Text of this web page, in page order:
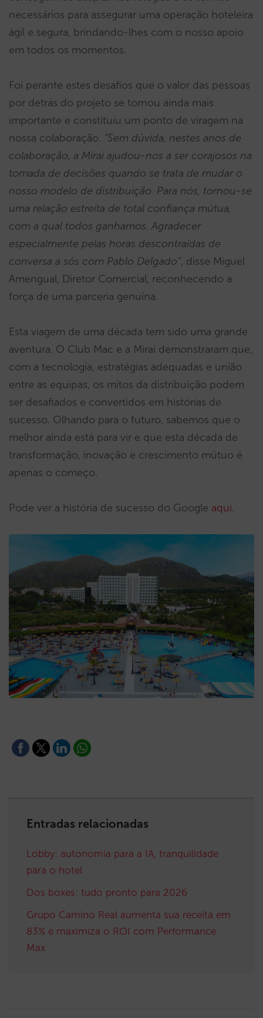
necessários para assegurar uma operação hoteleira
ágil e segura, brindando-lhes com o nosso apoio
em todos os momentos.
Foi perante estes desafios que o valor das pessoas
por detrás do projeto se tornou ainda mais
importante e constituiu um ponto de viragem na
nossa colaboração. “Sem dúvida, nestes anos de
colaboração, a Mirai ajudou-nos a ser corajosos na
tomada de decisões quando se trata de mudar o
nosso modelo de distribuição. Para nós, tornou-se
uma relação estreita de total confiança mútua,
com a qual todos ganhamos. Agradecer
especialmente pelas horas descontraídas de
conversa a sós com Pablo Delgado”, disse Miguel
Amengual, Diretor Comercial, reconhecendo a
força de uma parceria genuína.
Esta viagem de uma década tem sido uma grande
aventura. O Club Mac e a Mirai demonstraram que,
com a tecnologia, estratégias adequadas e união
entre as equipas, os mitos da distribuição podem
ser desafiados e convertidos em histórias de
sucesso. Olhando para o futuro, sabemos que o
melhor ainda está para vir e que esta década de
transformação, inovação e crescimento mútuo é
apenas o começo.
Pode ver a história de sucesso do Google aqui.
Entradas relacionadas
Lobby: autonomia para a IA, tranquilidade
para o hotel
Dos boxes: tudo pronto para 2026
Grupo Camino Real aumenta sua receita em
83% e maximiza o ROI com Performance
Max